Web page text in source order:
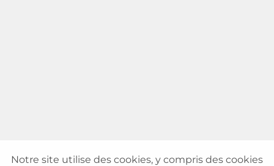
Notre site utilise des cookies, y compris des cookies